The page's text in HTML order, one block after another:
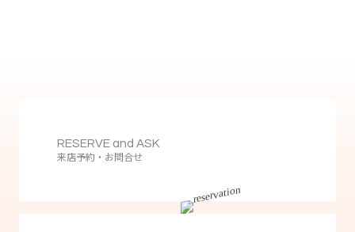
RESERVE and ASK
来店予約・お問合せ